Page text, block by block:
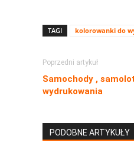
TAGI kolorowanki do
Poprzedni artykuł
Samochody ,
wydrukowania
PODOBNE ARTYKUŁY